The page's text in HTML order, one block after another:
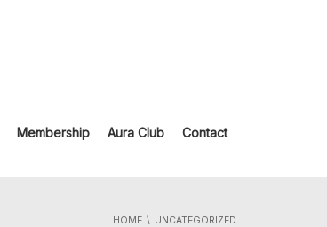
Membership Aura Club Contact
HOME UNCATEGORIZED